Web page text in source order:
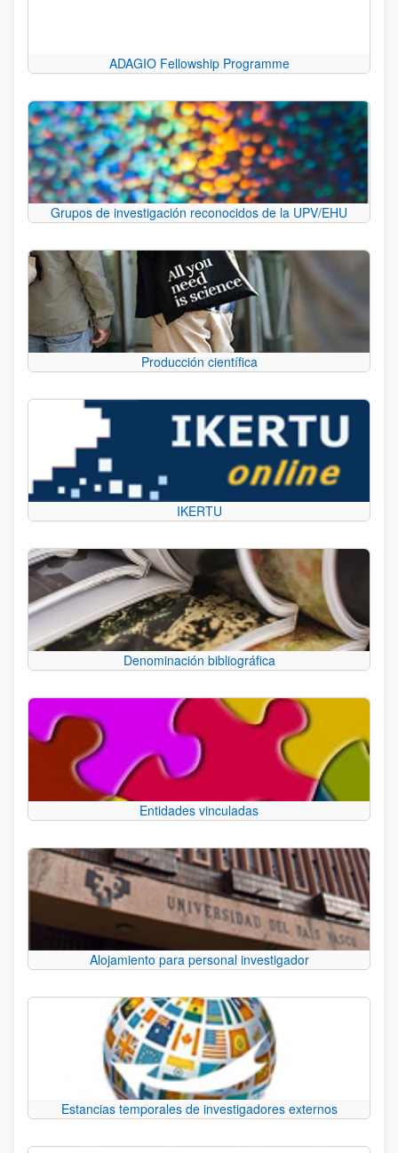
ADAGIO Fellowship Programme
Grupos de investigación reconocidos de la UPV/EHU
Producción científica
IKERTU
Denominación bibliográfica
Entidades vinculadas
Alojamiento para personal investigador
Estancias temporales de investigadores externos